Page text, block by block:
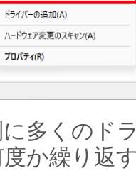
多くのド
か繰り返